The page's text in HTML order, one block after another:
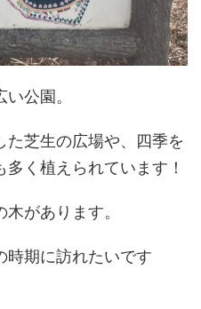
公園。
芝生の広場や、四季を
く植えられています！
があります。
時期に訪れたいです